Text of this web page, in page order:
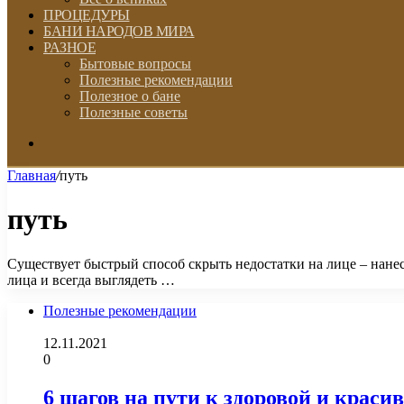
ПРОЦЕДУРЫ
БАНИ НАРОДОВ МИРА
РАЗНОЕ
Бытовые вопросы
Полезные рекомендации
Полезное о бане
Полезные советы
Главная/путь
путь
Существует быстрый способ скрыть недостатки на лице –
лица и всегда выглядеть …
Полезные рекомендации
12.11.2021
0
6 шагов на пути к здоровой и